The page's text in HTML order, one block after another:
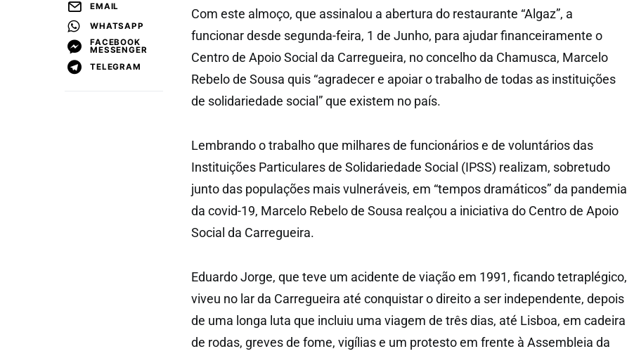
EMAIL
WHATSAPP
FACEBOOK
MESSENGER
TELEGRAM
Com este almoço, que assinalou a abertura do restaurante “Algaz”, a
funcionar desde segunda-feira, 1 de Junho, para ajudar financeiramente o
Centro de Apoio Social da Carregueira, no concelho da Chamusca, Marcelo
Rebelo de Sousa quis “agradecer e apoiar o trabalho de todas as instituições
de solidariedade social” que existem no país.
Lembrando o trabalho que milhares de funcionários e de voluntários das
Instituições Particulares de Solidariedade Social (IPSS) realizam, sobretudo
junto das populações mais vulneráveis, em “tempos dramáticos” da pandemia
da covid-19, Marcelo Rebelo de Sousa realçou a iniciativa do Centro de Apoio
Social da Carregueira.
Eduardo Jorge, que teve um acidente de viação em 1991, ficando tetraplégico,
viveu no lar da Carregueira até conquistar o direito a ser independente, depois
de uma longa luta que incluiu uma viagem de três dias, até Lisboa, em cadeira
de rodas, greves de fome, vigílias e um protesto em frente à Assembleia da